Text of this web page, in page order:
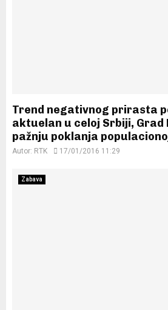
Trend negativnog prirasta
aktuelan u celoj Srbiji, Grad
pažnju poklanja
Autor: RTK 17/01/2016 11:29
Zabava